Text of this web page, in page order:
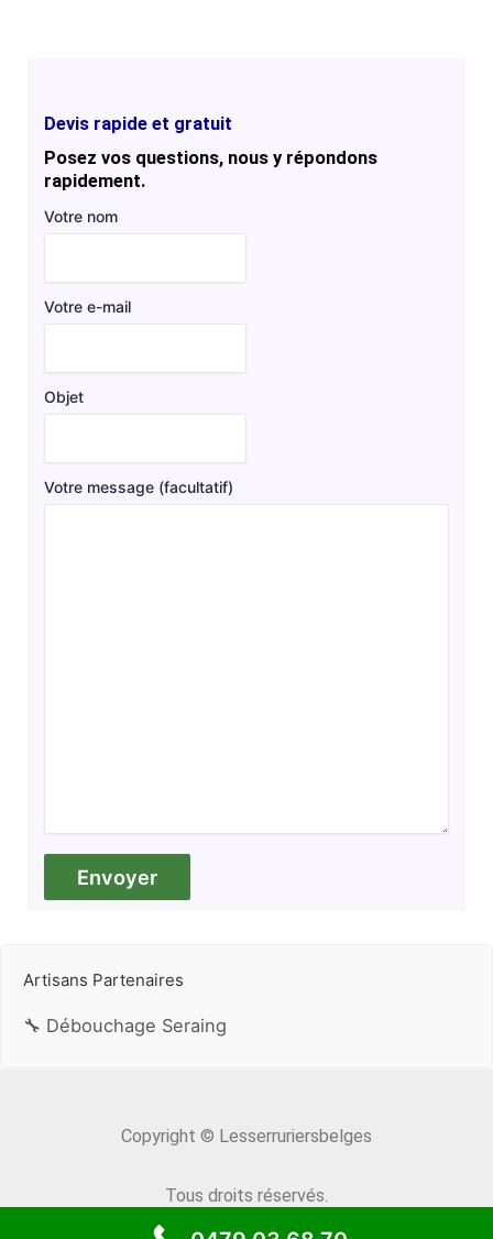
Devis rapide et gratuit
Posez vos questions, nous y répondons
rapidement.
Votre nom
Votre e-mail
Objet
Votre message (facultatif)
Artisans Partenaires
🔧 Débouchage Seraing
Copyright © Lesserruriersbelges
Tous droits réservés.